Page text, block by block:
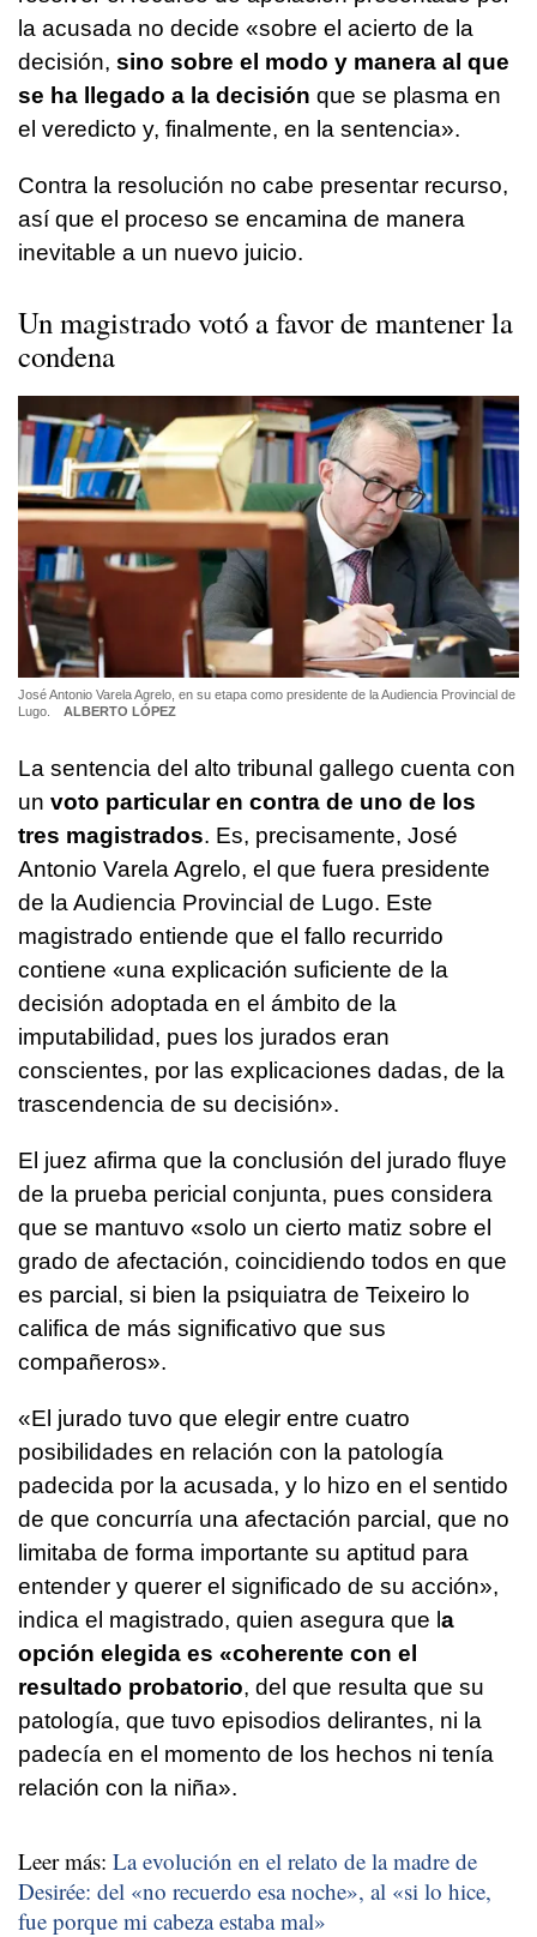
la acusada no decide «sobre el acierto de la
decisión, sino sobre el modo y manera al que
se ha llegado a la decisión que se plasma en
el veredicto y, finalmente, en la sentencia».
Contra la resolución no cabe presentar recurso,
así que el proceso se encamina de manera
inevitable a un nuevo juicio.
Un magistrado votó a favor de mantener la
condena
José Antonio Varela Agrelo, en su etapa como presidente de la Audiencia Provincial de
Lugo.
ALBERTO LÓPEZ
La sentencia del alto tribunal gallego cuenta con
un voto particular en contra de uno de los
tres magistrados. Es, precisamente, José
Antonio Varela Agrelo, el que fuera presidente
de la Audiencia Provincial de Lugo. Este
magistrado entiende que el fallo recurrido
contiene «una explicación suficiente de la
decisión adoptada en el ámbito de la
imputabilidad, pues los jurados eran
conscientes, por las explicaciones dadas, de la
trascendencia de su decisión».
El juez afirma que la conclusión del jurado fluye
de la prueba pericial conjunta, pues considera
que se mantuvo «solo un cierto matiz sobre el
grado de afectación, coincidiendo todos en que
es parcial, si bien la psiquiatra de Teixeiro lo
califica de más significativo que sus
compañeros».
«El jurado tuvo que elegir entre cuatro
posibilidades en relación con la patología
padecida por la acusada, y lo hizo en el sentido
de que concurría una afectación parcial, que no
limitaba de forma importante su aptitud para
entender y querer el significado de su acción»,
indica el magistrado, quien asegura que la
opción elegida es «coherente con el
resultado probatorio, del que resulta que su
patología, que tuvo episodios delirantes, ni la
padecía en el momento de los hechos ni tenía
relación con la niña».
Leer más: La evolución en el relato de la madre de
Desirée: del «no recuerdo esa noche», al «si lo hice,
fue porque mi cabeza estaba mal»